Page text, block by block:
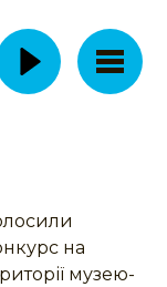
на
музею-